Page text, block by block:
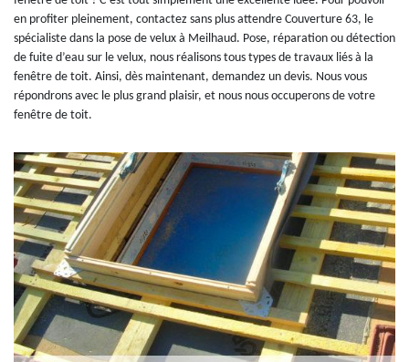
en profiter pleinement, contactez sans plus attendre Couverture 63, le
spécialiste dans la pose de velux à Meilhaud. Pose, réparation ou détection
de fuite d’eau sur le velux, nous réalisons tous types de travaux liés à la
fenêtre de toit. Ainsi, dès maintenant, demandez un devis. Nous vous
répondrons avec le plus grand plaisir, et nous nous occuperons de votre
fenêtre de toit.